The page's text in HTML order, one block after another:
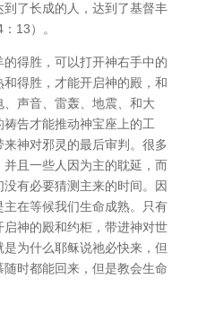
了长成的人，达到了基督丰
13）。
得胜，可以打开神右手中的
得胜，才能开启神的殿，和
声音、雷轰、地震、和大
告才能推动神宝座上的工
神对邪灵的最后审判。很多
且一些人因为主的耽延，而
有必要猜测主来的时间。因
在等候我们生命成熟。只有
神的殿和约柜，带进神对世
为什么耶稣说祂必快来，但
时都能回来，但是教会生命